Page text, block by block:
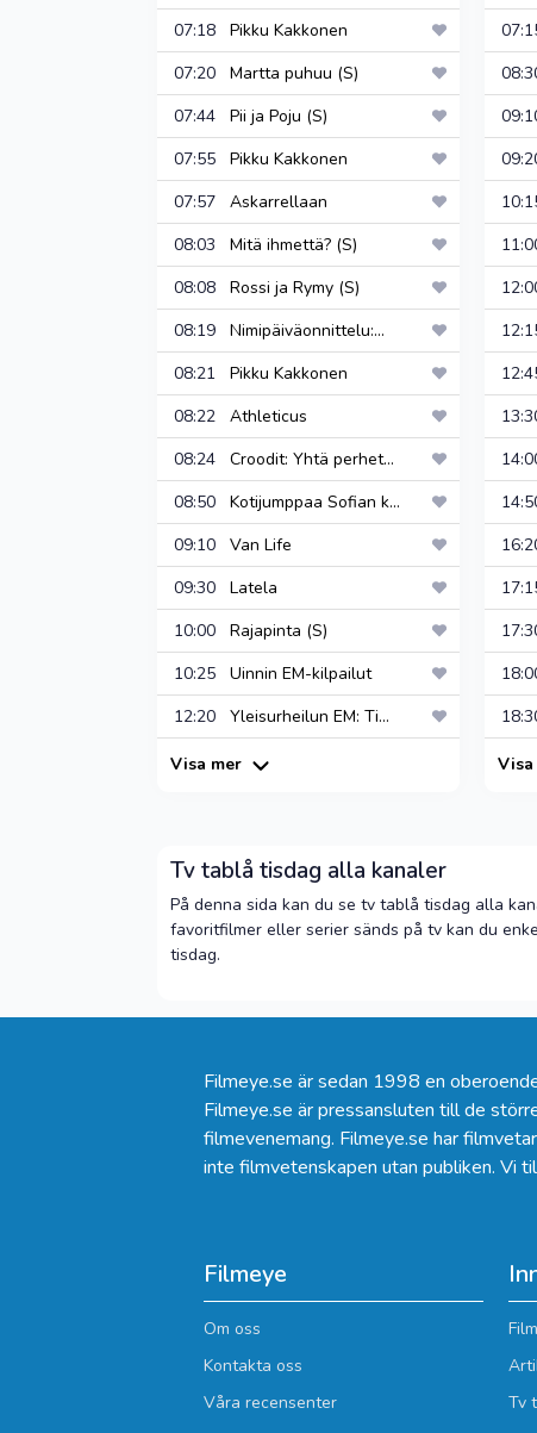
07:18 Pikku Kakkonen
07:20 Martta puhuu (S)
07:44 Pii ja Poju (S)
07:55 Pikku Kakkonen
07:57 Askarrellaan
08:03 Mitä ihmettä? (S)
08:08 Rossi ja Rymy (S)
08:19 Nimipäiväonnittelu:...
08:21 Pikku Kakkonen
08:22 Athleticus
08:24 Croodit: Yhtä perhet...
08:50 Kotijumppaa Sofian k...
09:10 Van Life
09:30 Latela
10:00 Rajapinta (S)
10:25 Uinnin EM-kilpailut
12:20 Yleisurheilun EM: Ti...
Visa mer
Tv tablå tisdag alla kanaler
På denna sida kan du se tv tablå tisdag alla
favoritfilmer eller serier sänds på tv kan du
tisdag.
Filmeye.se är sedan 1998 en
Filmeye.se är pressansluten till de
filmevenemang. Filmeye.se har
inte filmvetenskapen utan publiken. Vi
Filmeye
Om oss
Kontakta oss
Våra recensenter
Tv